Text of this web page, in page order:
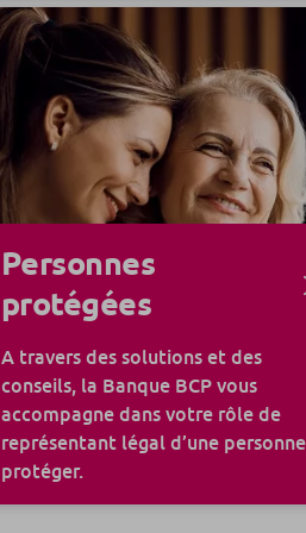
Personnes
protégées
A travers des solutions et des
conseils, la Banque BCP vous
accompagne dans votre rôle de
représentant légal d’une
protéger.